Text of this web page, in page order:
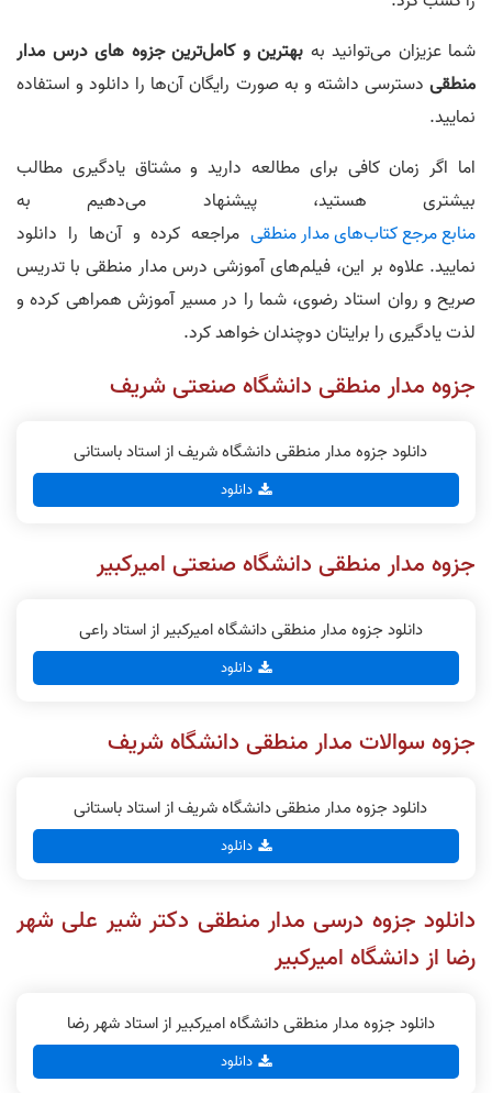
شما عزیزان می‌توانید به بهترین و کامل‌ترین جزوه های درس مدار
منطقی دسترسی داشته و به صورت رایگان آن‌ها را دانلود و استفاده
نمایید.
اما اگر زمان کافی برای مطالعه دارید و مشتاق یادگیری مطالب
بیشتری هستید، پیشنهاد می‌دهیم به
منابع مرجع کتاب‌های مدار منطقی مراجعه کرده و آن‌ها را دانلود
نمایید. علاوه بر این، فیلم‌های آموزشی درس مدار منطقی با تدریس
صریح و روان استاد رضوی،‌ شما را در مسیر آموزش همراهی کرده و
لذت یادگیری را برایتان دوچندان خواهد کرد.
جزوه مدار منطقی دانشگاه صنعتی شریف
دانلود جزوه مدار منطقی دانشگاه شریف از استاد باستانی
دانلود
جزوه مدار منطقی دانشگاه صنعتی امیرکبیر
دانلود جزوه مدار منطقی دانشگاه امیرکبیر از استاد راعی
دانلود
جزوه سوالات مدار منطقی دانشگاه شریف
دانلود جزوه مدار منطقی دانشگاه شریف از استاد باستانی
دانلود
دانلود جزوه درسی مدار منطقی دکتر شیر علی شهر
رضا از دانشگاه امیرکبیر
دانلود جزوه مدار منطقی دانشگاه امیرکبیر از استاد شهر رضا
دانلود